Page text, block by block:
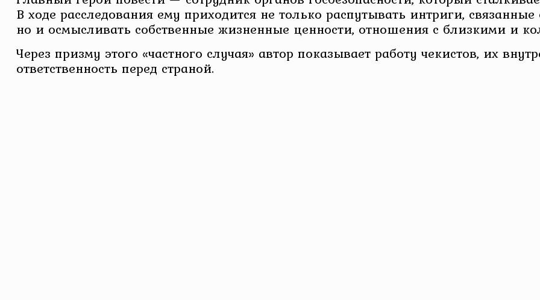
В ходе расследования ему приходится не только распутывать интриги,
но и осмысливать собственные жизненные ценности, отношения с близкими и
Через призму этого «частного случая» автор показывает работу чекистов, их
ответственность перед страной.